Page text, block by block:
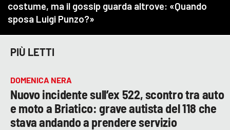
PIÙ LETTI
DOMENICA NERA
Nuovo incidente sull’ex 522, scontro tra auto
e moto a Briatico: grave autista del 118 che
stava andando a prendere servizio